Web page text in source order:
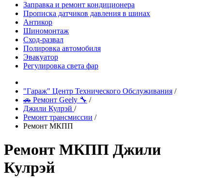
Заправка и ремонт кондиционера
Прописка датчиков давления в шинах
Антикор
Шиномонтаж
Сход-развал
Полировка автомобиля
Эвакуатор
Регулировка света фар
"Гараж" Центр Технического Обслуживания /
🚗 Ремонт Geely 🔧 /
Джили Кулрэй /
Ремонт трансмиссии /
Ремонт МКПП
Ремонт МКПП Джили
Кулрэй